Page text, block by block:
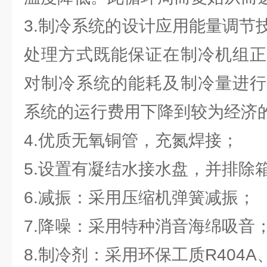
3.制冷系统的设计应用能量调节
处理方式既能保证在制冷机组
对制冷系统的能耗及制冷量进
系统的运行费用下降到较为经济
4.优质无氧铜管，充氮焊接；
5.设置有凝结水接水盘，并排除
6.减振：采用压缩机弹簧减振；
7.降噪：采用特种消音海绵吸音
8.制冷剂：采用环保工质R404A